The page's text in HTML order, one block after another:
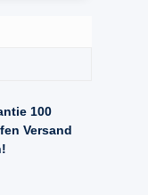
100
Versand